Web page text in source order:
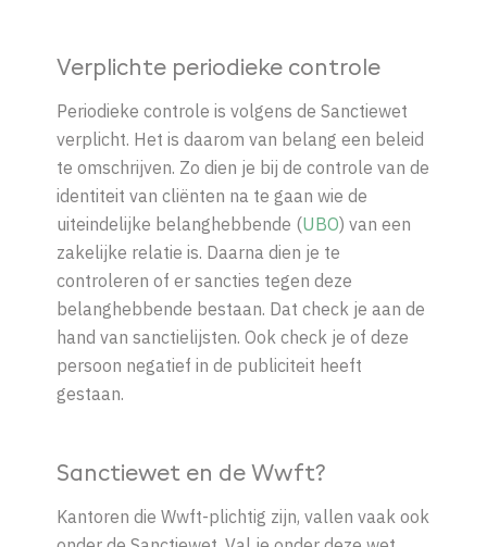
Verplichte periodieke controle
Periodieke controle is volgens de Sanctiewet
verplicht. Het is daarom van belang een beleid
te omschrijven. Zo dien je bij de controle van de
identiteit van cliënten na te gaan wie de
uiteindelijke belanghebbende (UBO) van een
zakelijke relatie is. Daarna dien je te
controleren of er sancties tegen deze
belanghebbende bestaan. Dat check je aan de
hand van sanctielijsten. Ook check je of deze
persoon negatief in de publiciteit heeft
gestaan.
Sanctiewet en de Wwft?
Kantoren die Wwft-plichtig zijn, vallen vaak ook